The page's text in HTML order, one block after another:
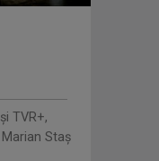
TVR+,
Staş